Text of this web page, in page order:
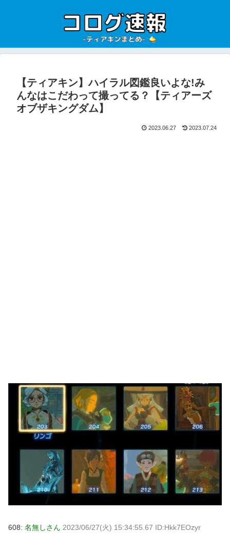
【ティアキン】ハイラル図鑑良いよな!み
んなはこだわって撮ってる？【ティアーズ
オブザキングダム】
2023.06.27 2023.07.24
608: 名無しさん 2023/06/27(火) 15:34:55.67 ID:Hkk7EOzyr